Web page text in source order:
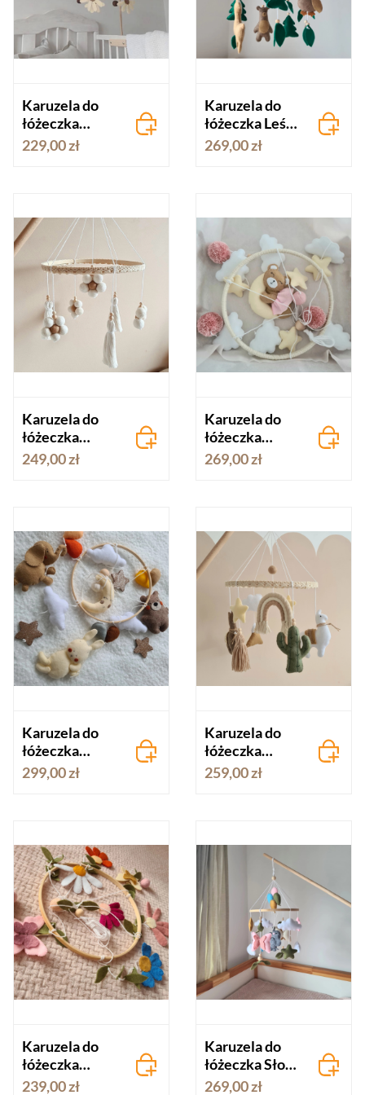
Karuzela do
łóżeczka
Kwiaty Boho
229,00 zł
Karuzela do
łóżeczka Leśna
przygoda
269,00 zł
Karuzela do
łóżeczka
Margaretki
Boho
249,00 zł
Karuzela do
łóżeczka
Miśka na
księżycu
269,00 zł
Karuzela do
łóżeczka
Podróż
Balonami
299,00 zł
Karuzela do
łóżeczka
Podróż z
Lamami
259,00 zł
Karuzela do
łóżeczka
Powiew
239,00 zł
Karuzela do
łóżeczka Słoń z
balonami
269,00 zł